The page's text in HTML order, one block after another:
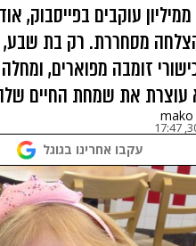
עוקבים בפייסבוק,
מסחררת. רק בת שבע,
זומבה מפוארים,
את שמחת החיים
mako
עקבו אחרינו בגוגל